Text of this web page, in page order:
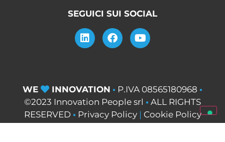
SEGUICI SUI SOCIAL
WE INNOVATION • P.IVA 08565180968 •
©2023 Innovation People srl • ALL RIGHTS
RESERVED • Privacy Policy | Cookie Policy